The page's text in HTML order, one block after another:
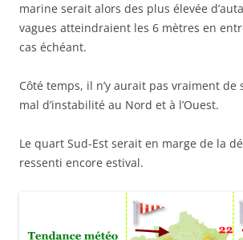
marine serait alors des plus élevée
vagues atteindraient les 6 mètres en
cas échéant.
Côté temps, il n’y aurait pas vraiment de
mal d’instabilité au Nord et à l’Ouest.
Le quart Sud-Est serait en marge de la
ressenti encore estival.